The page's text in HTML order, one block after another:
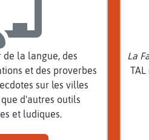
de la langue, des
et des proverbes
sur les villes
d'autres outils
et ludiques.
La